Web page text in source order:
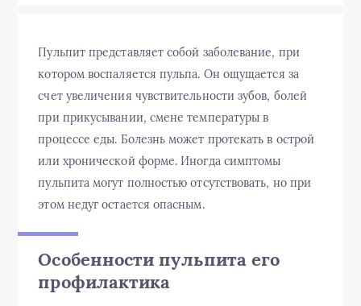
Пульпит представляет собой заболевание, при
котором воспаляется пульпа. Он ощущается за
счет увеличения чувствительности зубов, болей
при прикусывании, смене температуры в
процессе еды. Болезнь может протекать в острой
или хронической форме. Иногда симптомы
пульпита могут полностью отсутствовать, но при
этом недуг остается опасным.
Особенности пульпита его
профилактика